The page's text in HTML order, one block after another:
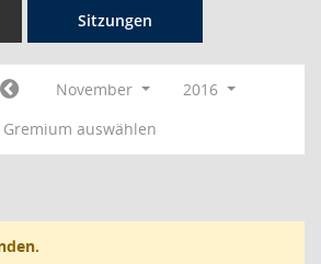
Sitzungen
November
2016
Gremium auswählen